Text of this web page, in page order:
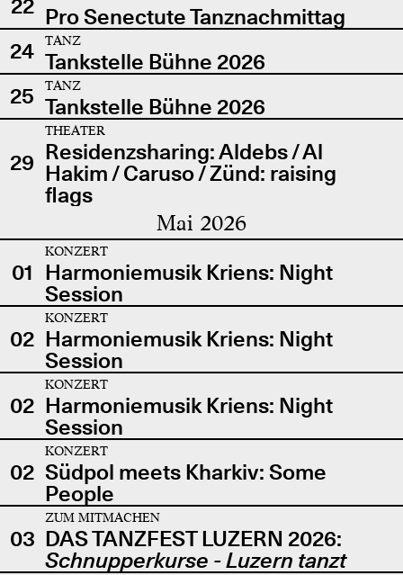
22 Pro Senectute Tanznachmittag
24
TANZ
Tankstelle Bühne 2026
25
TANZ
Tankstelle Bühne 2026
29
THEATER
Residenzsharing: Aldebs / Al
Hakim / Caruso / Zünd: raising
flags
Mai 2026
01
KONZERT
Harmoniemusik Kriens: Night
Session
02
KONZERT
Harmoniemusik Kriens: Night
Session
02
KONZERT
Harmoniemusik Kriens: Night
Session
02
KONZERT
Südpol meets Kharkiv: Some
People
03
ZUM MITMACHEN
DAS TANZFEST LUZERN 2026:
Schnupperkurse - Luzern tanzt